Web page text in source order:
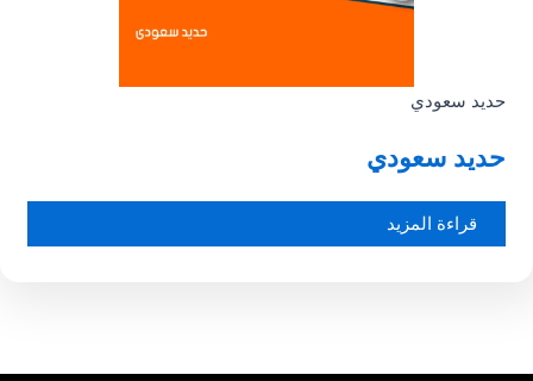
حديد سعودي
حديد سعودي
قراءة المزيد